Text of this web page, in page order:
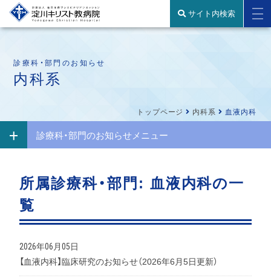
サイト内検索
診療科・部門のお知らせ
内科系
トップページ 内科系 血液内科
診療科・部門のお知らせメニュー
所属診療科・部門: 血液内科の一
覧
2026年06月05日
【血液内科】臨床研究のお知らせ（2026年6月5日更新）